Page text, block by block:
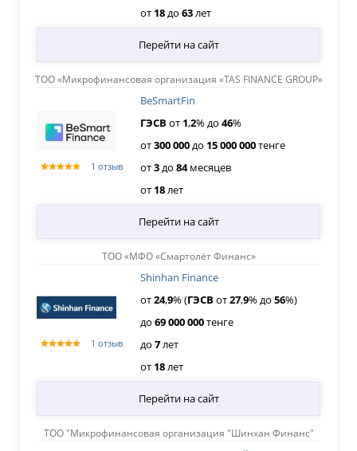
от 18до 63лет
ТОО «Микрофинансовая организация «TAS FINANCE GROUP»
Перейти на сайт
1 отзыв
BeSmartFin
ГЭСВ от 1,2% до 46%
от300000до 15000000тенге
от3до 84месяцев
от 18лет
ТОО «МФО «Смартолёт Финанс»
Перейти на сайт
1 отзыв
Shinhan Finance
от24,9% (ГЭСВ от27,9% до 56%)
до 69000000тенге
до 7лет
от 18лет
ТОО "Микрофинансовая организация "Шинхан Финанс"
Перейти на сайт